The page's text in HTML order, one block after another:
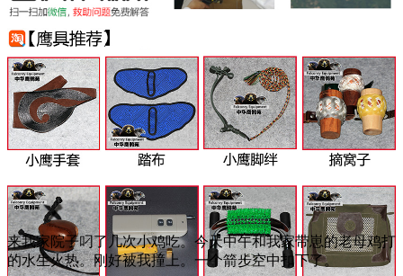
来我家院子叼了几次小鸡吃。今天中午和我家带崽的老母鸡打
的水生火热。刚好被我撞上。一个箭步空中扣下了。